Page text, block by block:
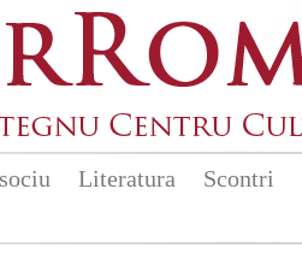
Literatura Scontri